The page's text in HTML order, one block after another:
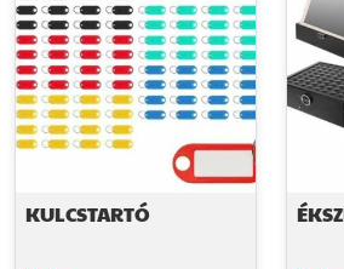
KULCSTARTÓ